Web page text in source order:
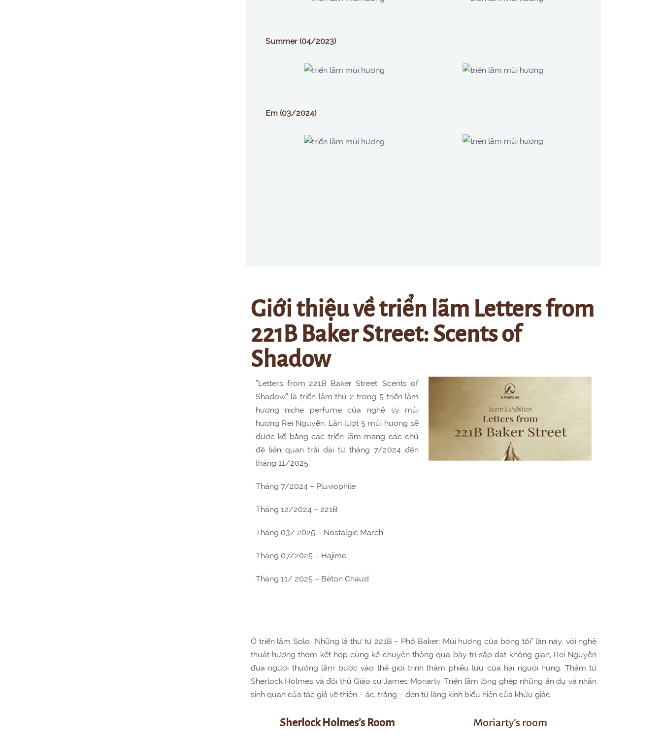
Summer (04/2023)
Em (03/2024)
Giới thiệu về triển lãm Letters from
221B Baker Street: Scents of
Shadow
“Letters from 221B Baker Street: Scents of
Shadow” là triển lãm thứ 2 trong 5 triển lãm
hương niche perfume của nghệ sỹ mùi
hương Rei Nguyễn. Lần lượt 5 mùi hương sẽ
được kể bằng các triển lãm mang các chủ
đề liên quan trải dài từ tháng 7/2024 đến
tháng 11/2025.
Tháng 7/2024 – Pluviophile
Tháng 12/2024 – 221B
Tháng 03/ 2025 – Nostalgic March
Tháng 07/2025 – Hajime
Tháng 11/ 2025 – Béton Chaud
Ở triển lãm Solo “Những lá thư từ 221B – Phố Baker: Mùi hương của bóng tối” lần này, với nghệ
thuật hương thơm kết hợp cùng kể chuyện thông qua bày trí sắp đặt không gian, Rei Nguyễn
đưa người thưởng lãm bước vào thế giới trinh thám phiêu lưu của hai người hùng: Thám tử
Sherlock Holmes và đối thủ Giáo sư James Moriarty. Triển lãm lồng ghép những ẩn dụ và nhân
sinh quan của tác giả về thiện – ác, trắng – đen từ lăng kính biểu hiện của khứu giác.
SherlockHolmes’s Room Moriarty’s room